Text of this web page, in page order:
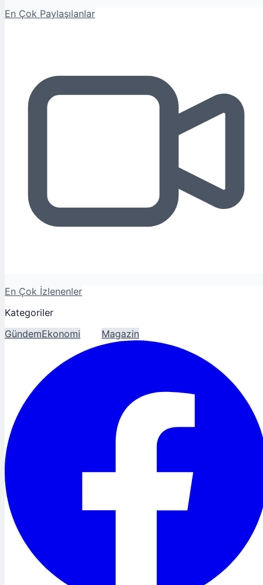
En Çok Paylaşılanlar
En Çok İzlenenler
Kategoriler
GündemEkonomi Magazin